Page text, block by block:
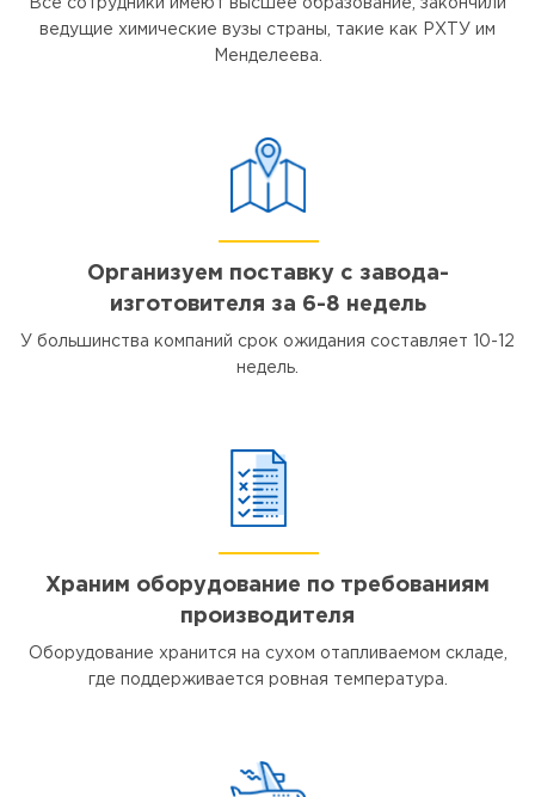
Все сотрудники имеют высшее образование, закончили
ведущие химические вузы страны, такие как РХТУ им
Менделеева.
Организуем поставку с завода-
изготовителя за 6-8 недель
У большинства компаний срок ожидания составляет 10-12
недель.
Храним оборудование по требованиям
производителя
Оборудование хранится на сухом отапливаемом складе,
где поддерживается ровная температура.